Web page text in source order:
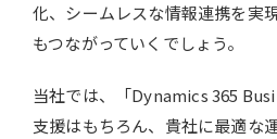
化、シームレスな情報連携を実
もつながっていくでしょう。
当社では、「Dynamics 365
支援はもちろん、貴社に最適な